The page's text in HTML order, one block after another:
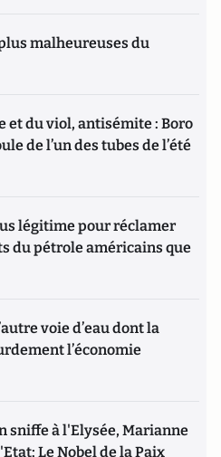
malheureuses du
et du viol, antisémite : Boro
de l’un des tubes de l’été
légitime pour réclamer
du pétrole américains que
voie d’eau dont la
l’économie
sniffe à l'Elysée, Marianne
Le Nobel de la Paix